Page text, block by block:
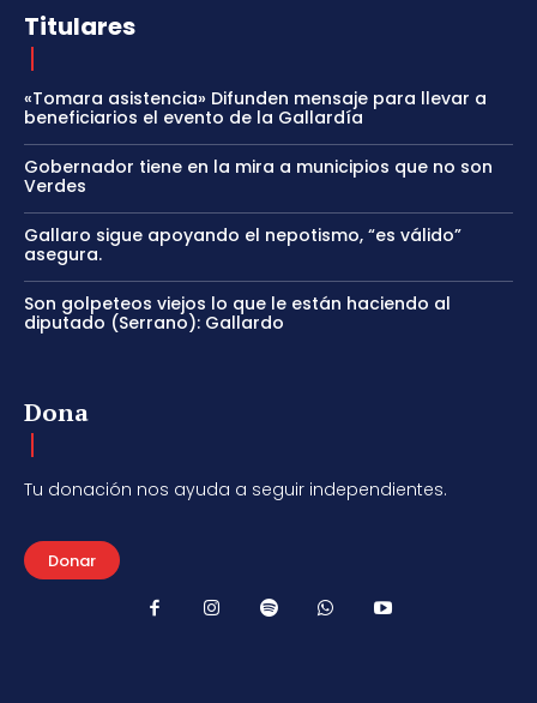
Titulares
«Tomara asistencia» Difunden mensaje para llevar a
beneficiarios el evento de la Gallardía
Gobernador tiene en la mira a municipios que no son
Verdes
Gallaro sigue apoyando el nepotismo, “es válido”
asegura.
Son golpeteos viejos lo que le están haciendo al
diputado (Serrano): Gallardo
Dona
Tu donación nos ayuda a seguir independientes.
Donar